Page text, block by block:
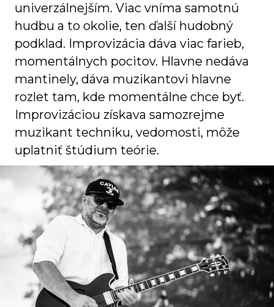
univerzálnejším. Viac vníma samotnú
hudbu a to okolie, ten ďalší hudobný
podklad. Improvizácia dáva viac farieb,
momentálnych pocitov. Hlavne nedáva
mantinely, dáva muzikantovi hlavne
rozlet tam, kde momentálne chce byť.
Improvizáciou získava samozrejme
muzikant techniku, vedomosti, môže
uplatniť štúdium teórie.